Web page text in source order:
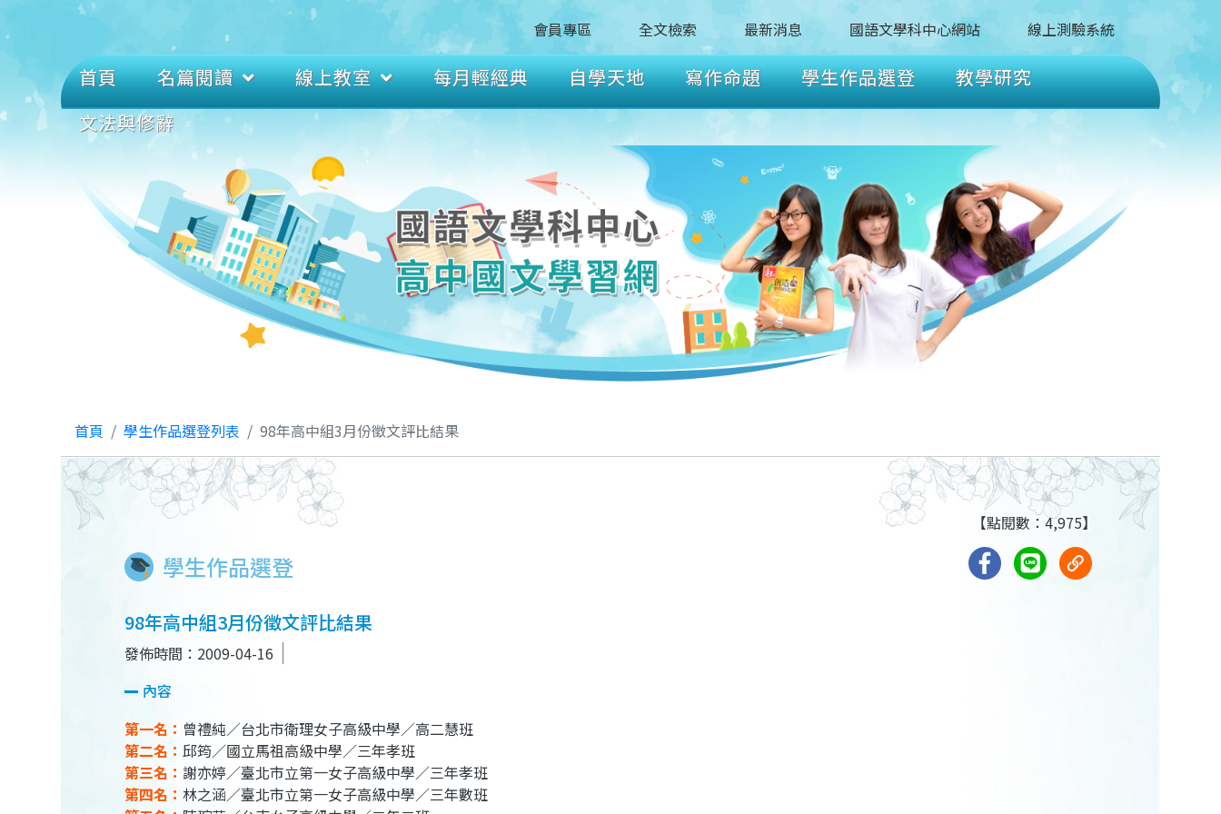
會員專區 全文檢索 最新消息 國語文學科中心網站 線上測驗系統
首頁 名篇閱讀 線上教室 每月輕經典 自學天地 寫作命題 學生作品選登
教學研究
文法與修辭
首頁 學生作品選登列表 98年高中組3月份徵文評比結果
學生作品選登
【點閱數：4,975】
98年高中組3月份徵文評比結果
發佈時間：2009-04-16
內容
第一名： 曾禮純／台北市衛理女子高級中學／高二慧班
第二名： 邱筠／國立馬祖高級中學／三年孝班
第三名： 謝亦婷／臺北市立第一女子高級中學／三年孝班
第四名：林之涵／臺北市立第一女子高級中學／三年數班